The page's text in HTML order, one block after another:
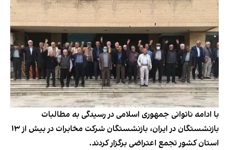
با ادامه ناتوانی جمهوری اسلامی در رسیدگی به مطالبات
بازنشستگان در ایران، بازنشستگان شرکت مخابرات در بیش از ۱۳
استان کشور تجمع اعتراضی برگزار کردند.